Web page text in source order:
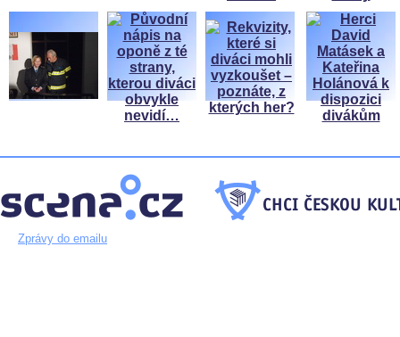
Zprávy do emailu